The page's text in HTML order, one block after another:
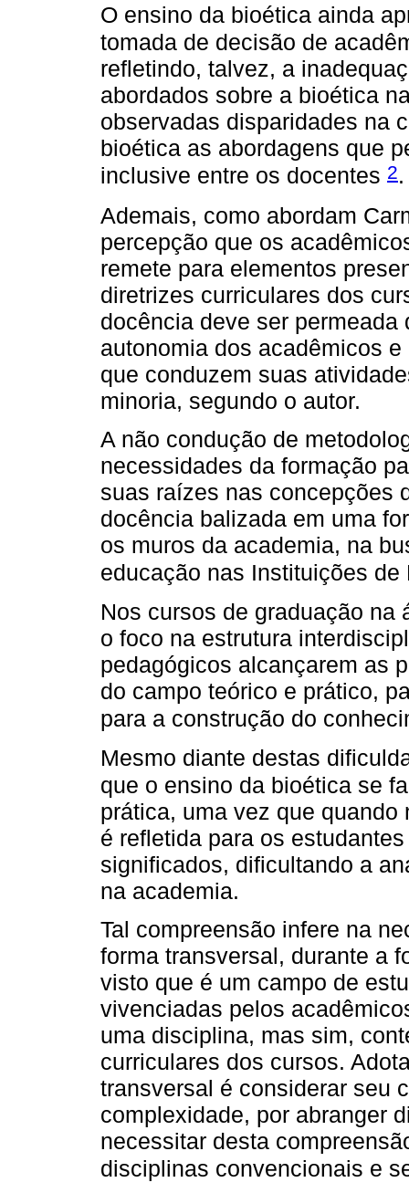
O ensino da bioética ainda
tomada de decisão de
refletindo, talvez, a
abordados sobre a bioética
observadas disparidades na
bioética as abordagens que
inclusive entre os docentes 2.
Ademais, como abordam
percepção que os
remete para elementos
diretrizes curriculares dos
docência deve ser
autonomia dos acadêmicos
que conduzem suas
minoria, segundo o autor.
A não condução de
necessidades da formação
suas raízes nas concepções
docência balizada em uma
os muros da academia, na
educação nas Instituições
Nos cursos de graduação na
o foco na estrutura
pedagógicos alcançarem as
do campo teórico e prático,
para a construção do
Mesmo diante destas
que o ensino da bioética se
prática, uma vez que
é refletida para os
significados, dificultando a
na academia.
Tal compreensão infere na
forma transversal, durante a
visto que é um campo de
vivenciadas pelos
uma disciplina, mas sim,
curriculares dos cursos.
transversal é considerar seu
complexidade, por abranger
necessitar desta
disciplinas convencionais e